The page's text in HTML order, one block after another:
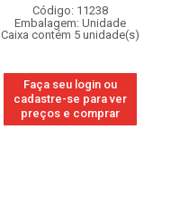
Código: 11238
Embalagem: Unidade
Caixa contém 5 unidade(s)
Faça seu login ou
cadastre-se para ver
preços e comprar